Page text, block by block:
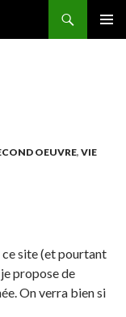
OEUVRE, VIE
ce site (et pourtant
propose de
On verra bien si